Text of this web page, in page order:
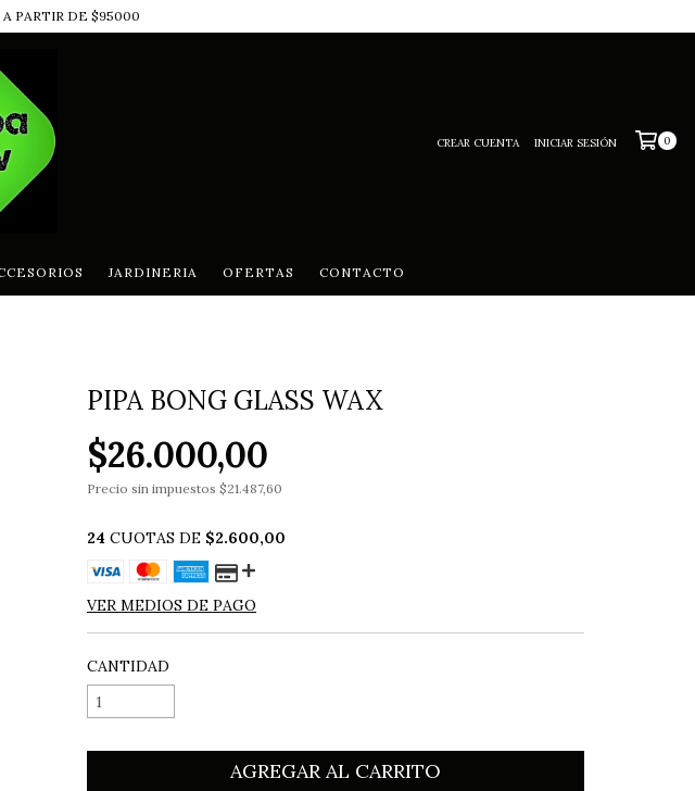
PARTIR DE $95000
CREAR CUENTA INICIAR SESIÓN 0
JARDINERIA OFERTAS CONTACTO
PIPA BONG GLASS WAX
$26.000,00
Precio sin impuestos$21.487,60
24 CUOTAS DE $2.600,00
VER MEDIOS DE PAGO
CANTIDAD